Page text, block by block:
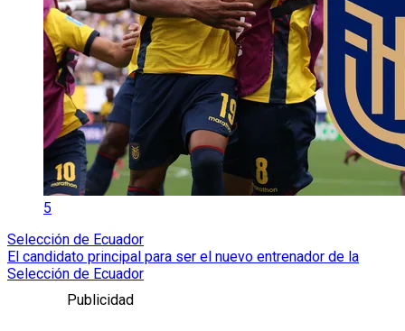
5
Selección de Ecuador
El candidato principal para ser el nuevo entrenador de la
Selección de Ecuador
Publicidad